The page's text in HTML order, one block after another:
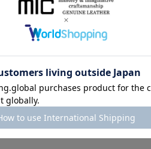
オレンジ
在庫数
スカイブルー
再入荷の予定について